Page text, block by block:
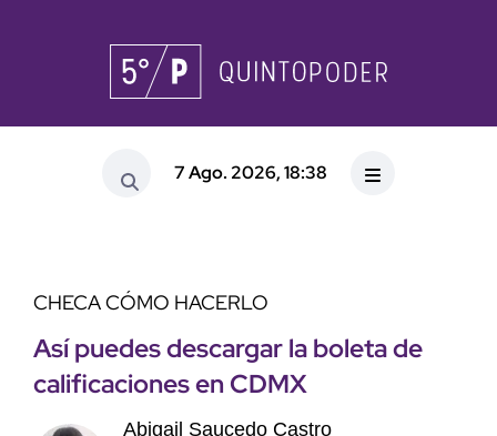
7 Ago. 2026, 18:38
CHECA CÓMO HACERLO
Así puedes descargar la boleta de
calificaciones en CDMX
Abigail Saucedo Castro